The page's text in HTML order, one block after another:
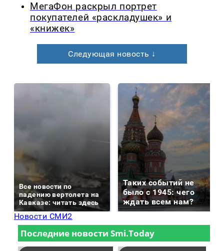
МегаФон раскрыл портрет
покупателей «раскладушек» и
«книжек»
Следующая новость ↓
Все новости по
падению вертолета на
Кавказе: читать здесь
Таких событий не
было с 1945: чего
ждать всем нам?
Новости СМИ2